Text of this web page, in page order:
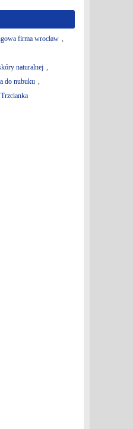
firma wrocław ,
naturalnej ,
do nubuku ,